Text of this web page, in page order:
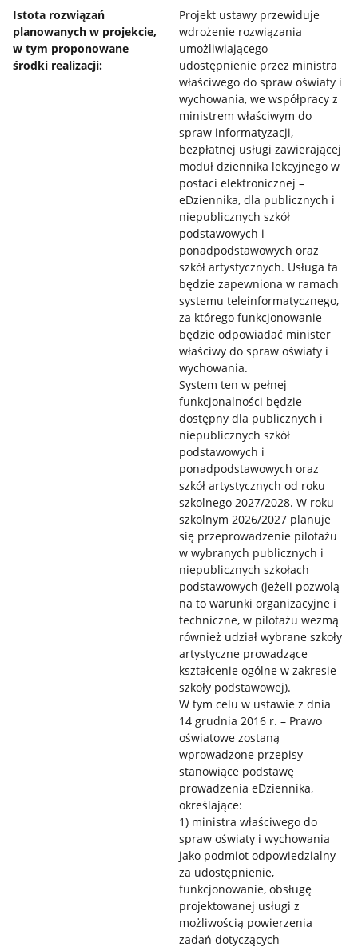
Istota rozwiązań
planowanych w projekcie,
w tym proponowane
środki realizacji:
Projekt ustawy przewiduje
wdrożenie rozwiązania
umożliwiającego
udostępnienie przez ministra
właściwego do spraw oświaty i
wychowania, we współpracy z
ministrem właściwym do
spraw informatyzacji,
bezpłatnej usługi zawierającej
moduł dziennika lekcyjnego w
postaci elektronicznej –
eDziennika, dla publicznych i
niepublicznych szkół
podstawowych i
ponadpodstawowych oraz
szkół artystycznych. Usługa ta
będzie zapewniona w ramach
systemu teleinformatycznego,
za którego funkcjonowanie
będzie odpowiadać minister
właściwy do spraw oświaty i
wychowania.
System ten w pełnej
funkcjonalności będzie
dostępny dla publicznych i
niepublicznych szkół
podstawowych i
ponadpodstawowych oraz
szkół artystycznych od roku
szkolnego 2027/2028. W roku
szkolnym 2026/2027 planuje
się przeprowadzenie pilotażu
w wybranych publicznych i
niepublicznych szkołach
podstawowych (jeżeli pozwolą
na to warunki organizacyjne i
techniczne, w pilotażu wezmą
również udział wybrane szkoły
artystyczne prowadzące
kształcenie ogólne w zakresie
szkoły podstawowej).
W tym celu w ustawie z dnia
14 grudnia 2016 r. – Prawo
oświatowe zostaną
wprowadzone przepisy
stanowiące podstawę
prowadzenia eDziennika,
określające:
1) ministra właściwego do
spraw oświaty i wychowania
jako podmiot odpowiedzialny
za udostępnienie,
funkcjonowanie, obsługę
projektowanej usługi z
możliwością powierzenia
zadań dotyczących